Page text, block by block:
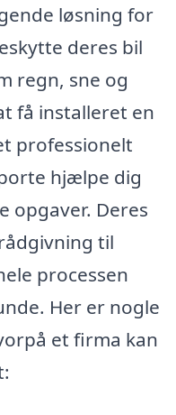
løsning for
deres bil
regn, sne og
få installeret en
professionelt
hjælpe dig
opgaver. Deres
til
processen
Her er nogle
et firma kan